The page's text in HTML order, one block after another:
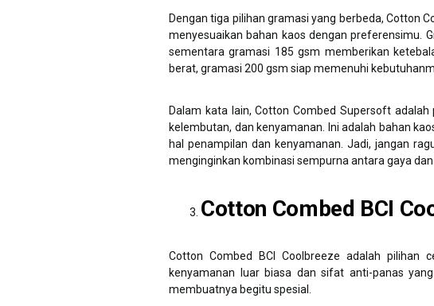
Dengan tiga pilihan gramasi yang berbeda, Cotton
menyesuaikan bahan kaos dengan preferensimu.
sementara gramasi 185 gsm memberikan
berat, gramasi 200 gsm siap memenuhi
Dalam kata lain, Cotton Combed Supersoft
kelembutan, dan kenyamanan. Ini adalah bahan
hal penampilan dan kenyamanan. Jadi, jangan
menginginkan kombinasi sempurna antara gaya dan
Cotton Combed BCI
Cotton Combed BCI Coolbreeze adalah pilihan
kenyamanan luar biasa dan sifat anti-panas
membuatnya begitu spesial.